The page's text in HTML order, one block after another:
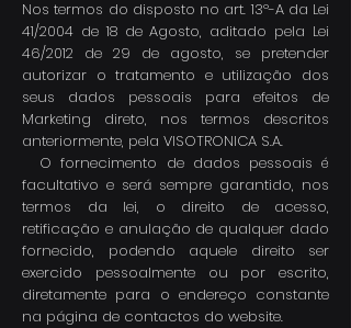
Nos termos do disposto no art. 13º-A da Lei
41/2004 de 18 de Agosto, aditado pela Lei
46/2012 de 29 de agosto, se pretender
autorizar o tratamento e utilização dos
seus dados pessoais para efeitos de
Marketing direto, nos termos descritos
anteriormente, pela VISOTRONICA S.A.
O fornecimento de dados pessoais é
facultativo e será sempre garantido, nos
termos da lei, o direito de acesso,
retificação e anulação de qualquer dado
fornecido, podendo aquele direito ser
exercido pessoalmente ou por escrito,
diretamente para o endereço constante
na página de contactos do website.